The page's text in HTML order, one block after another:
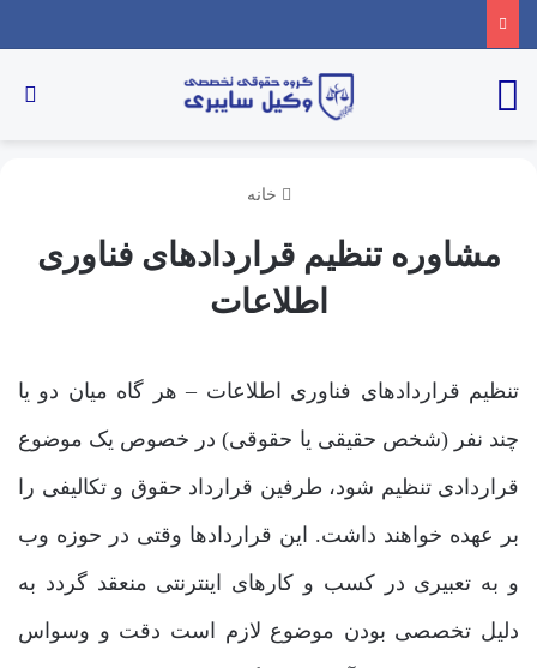
خانه
مشاوره تنظیم قراردادهای فناوری
اطلاعات
تنظیم قراردادهای فناوری اطلاعات – هر گاه میان دو یا
چند نفر (شخص حقیقی یا حقوقی) در خصوص یک موضوع
قراردادی تنظیم شود، طرفین قرارداد حقوق و تکالیفی را
بر عهده خواهند داشت. این قراردادها وقتی در حوزه وب
و به تعبیری در کسب و کارهای اینترنتی منعقد گردد به
دلیل تخصصی بودن موضوع لازم است دقت و وسواس